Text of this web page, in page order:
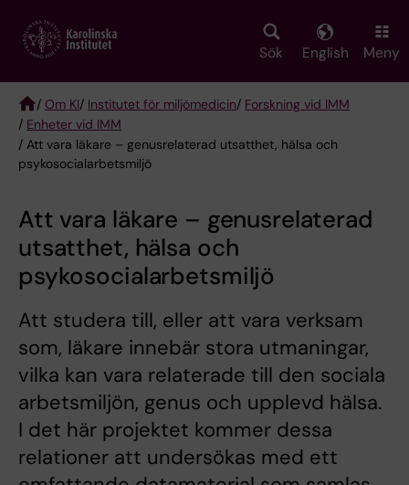
main
Sök English Meny
Breadcrumb
/ Om KI/ Institutet för miljömedicin/ Forskning vid IMM
/ Enheter vid IMM
/ Att vara läkare – genusrelaterad utsatthet, hälsa och
psykosocialarbetsmiljö
Att vara läkare – genusrelaterad
utsatthet, hälsa och
psykosocialarbetsmiljö
Att studera till, eller att vara verksam
som, läkare innebär stora utmaningar,
vilka kan vara relaterade till den sociala
arbetsmiljön, genus och upplevd hälsa.
I det här projektet kommer dessa
relationer att undersökas med ett